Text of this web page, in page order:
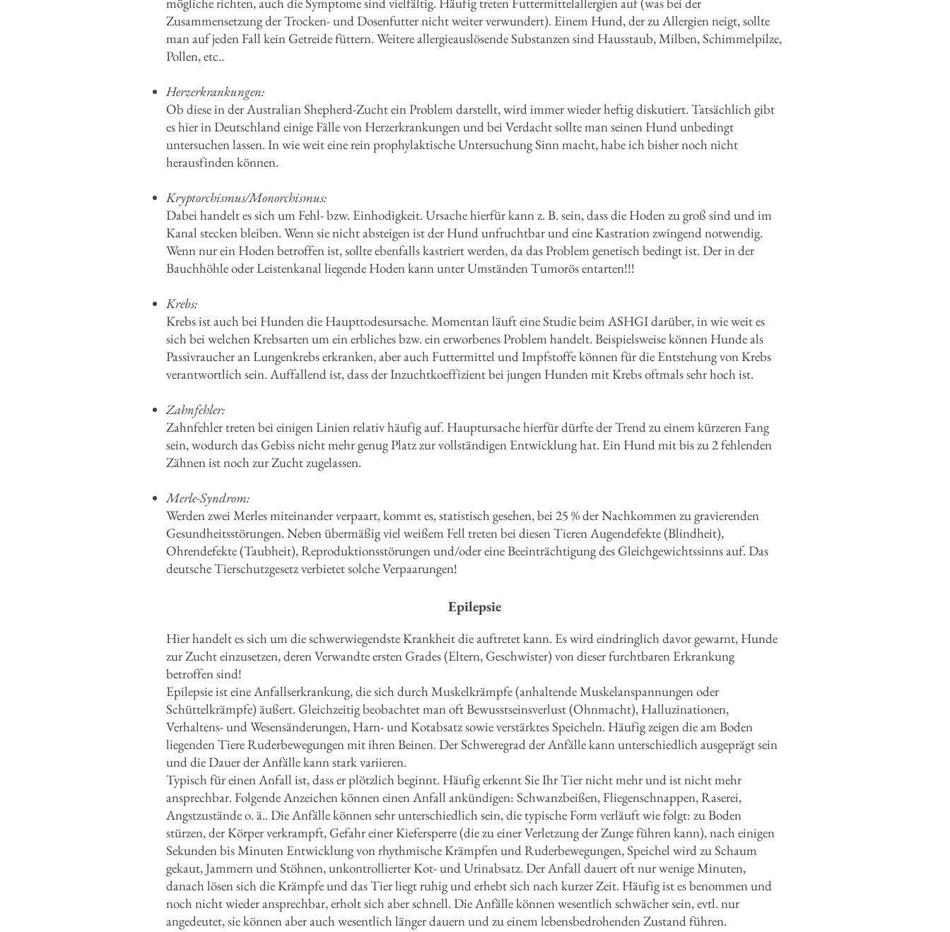
Zusammensetzung der Trocken- und Dosenfutter nicht weiter verwundert). Einem Hund, der zu Allergien neigt, sollte
man auf jeden Fall kein Getreide füttern. Weitere allergieauslösende Substanzen sind Hausstaub, Milben, Schimmelpilze,
Pollen, etc..
Herzerkrankungen:
Ob diese in der Australian Shepherd-Zucht ein Problem darstellt, wird immer wieder heftig diskutiert. Tatsächlich gibt
es hier in Deutschland einige Fälle von Herzerkrankungen und bei Verdacht sollte man seinen Hund unbedingt
untersuchen lassen. In wie weit eine rein prophylaktische Untersuchung Sinn macht, habe ich bisher noch nicht
herausfinden können.
Kryptorchismus/Monorchismus:
Dabei handelt es sich um Fehl- bzw. Einhodigkeit. Ursache hierfür kann z. B. sein, dass die Hoden zu groß sind und im
Kanal stecken bleiben. Wenn sie nicht absteigen ist der Hund unfruchtbar und eine Kastration zwingend notwendig.
Wenn nur ein Hoden betroffen ist, sollte ebenfalls kastriert werden, da das Problem genetisch bedingt ist. Der in der
Bauchhöhle oder Leistenkanal liegende Hoden kann unter Umständen Tumorös entarten!!!
Krebs:
Krebs ist auch bei Hunden die Haupttodesursache. Momentan läuft eine Studie beim ASHGI darüber, in wie weit es
sich bei welchen Krebsarten um ein erbliches bzw. ein erworbenes Problem handelt. Beispielsweise können Hunde als
Passivraucher an Lungenkrebs erkranken, aber auch Futtermittel und Impfstoffe können für die Entstehung von Krebs
verantwortlich sein. Auffallend ist, dass der Inzuchtkoeffizient bei jungen Hunden mit Krebs oftmals sehr hoch ist.
Zahnfehler:
Zahnfehler treten bei einigen Linien relativ häufig auf. Hauptursache hierfür dürfte der Trend zu einem kürzeren Fang
sein, wodurch das Gebiss nicht mehr genug Platz zur vollständigen Entwicklung hat. Ein Hund mit bis zu 2 fehlenden
Zähnen ist noch zur Zucht zugelassen.
Merle-Syndrom:
Werden zwei Merles miteinander verpaart, kommt es, statistisch gesehen, bei 25 % der Nachkommen zu gravierenden
Gesundheitsstörungen. Neben übermäßig viel weißem Fell treten bei diesen Tieren Augendefekte (Blindheit),
Ohrendefekte (Taubheit), Reproduktionsstörungen und/oder eine Beeinträchtigung des Gleichgewichtssinns auf. Das
deutsche Tierschutzgesetz verbietet solche Verpaarungen!
Epilepsie
Hier handelt es sich um die schwerwiegendste Krankheit die auftretet kann. Es wird eindringlich davor gewarnt, Hunde
zur Zucht einzusetzen, deren Verwandte ersten Grades (Eltern, Geschwister) von dieser furchtbaren Erkrankung
betroffen sind!
Epilepsie ist eine Anfallserkrankung, die sich durch Muskelkrämpfe (anhaltende Muskelanspannungen oder
Schüttelkrämpfe) äußert. Gleichzeitig beobachtet man oft Bewusstseinsverlust (Ohnmacht), Halluzinationen,
Verhaltens- und Wesensänderungen, Harn- und Kotabsatz sowie verstärktes Speicheln. Häufig zeigen die am Boden
liegenden Tiere Ruderbewegungen mit ihren Beinen. Der Schweregrad der Anfälle kann unterschiedlich ausgeprägt sein
und die Dauer der Anfälle kann stark variieren.
Typisch für einen Anfall ist, dass er plötzlich beginnt. Häufig erkennt Sie Ihr Tier nicht mehr und ist nicht mehr
ansprechbar. Folgende Anzeichen können einen Anfall ankündigen: Schwanzbeißen, Fliegenschnappen, Raserei,
Angstzustände o. ä.. Die Anfälle können sehr unterschiedlich sein, die typische Form verläuft wie folgt: zu Boden
stürzen, der Körper verkrampft, Gefahr einer Kiefersperre (die zu einer Verletzung der Zunge führen kann), nach einigen
Sekunden bis Minuten Entwicklung von rhythmische Krämpfen und Ruderbewegungen, Speichel wird zu Schaum
gekaut, Jammern und Stöhnen, unkontrollierter Kot- und Urinabsatz. Der Anfall dauert oft nur wenige Minuten,
danach lösen sich die Krämpfe und das Tier liegt ruhig und erhebt sich nach kurzer Zeit. Häufig ist es benommen und
noch nicht wieder ansprechbar, erholt sich aber schnell. Die Anfälle können wesentlich schwächer sein, evtl. nur
angedeutet, sie können aber auch wesentlich länger dauern und zu einem lebensbedrohenden Zustand führen.